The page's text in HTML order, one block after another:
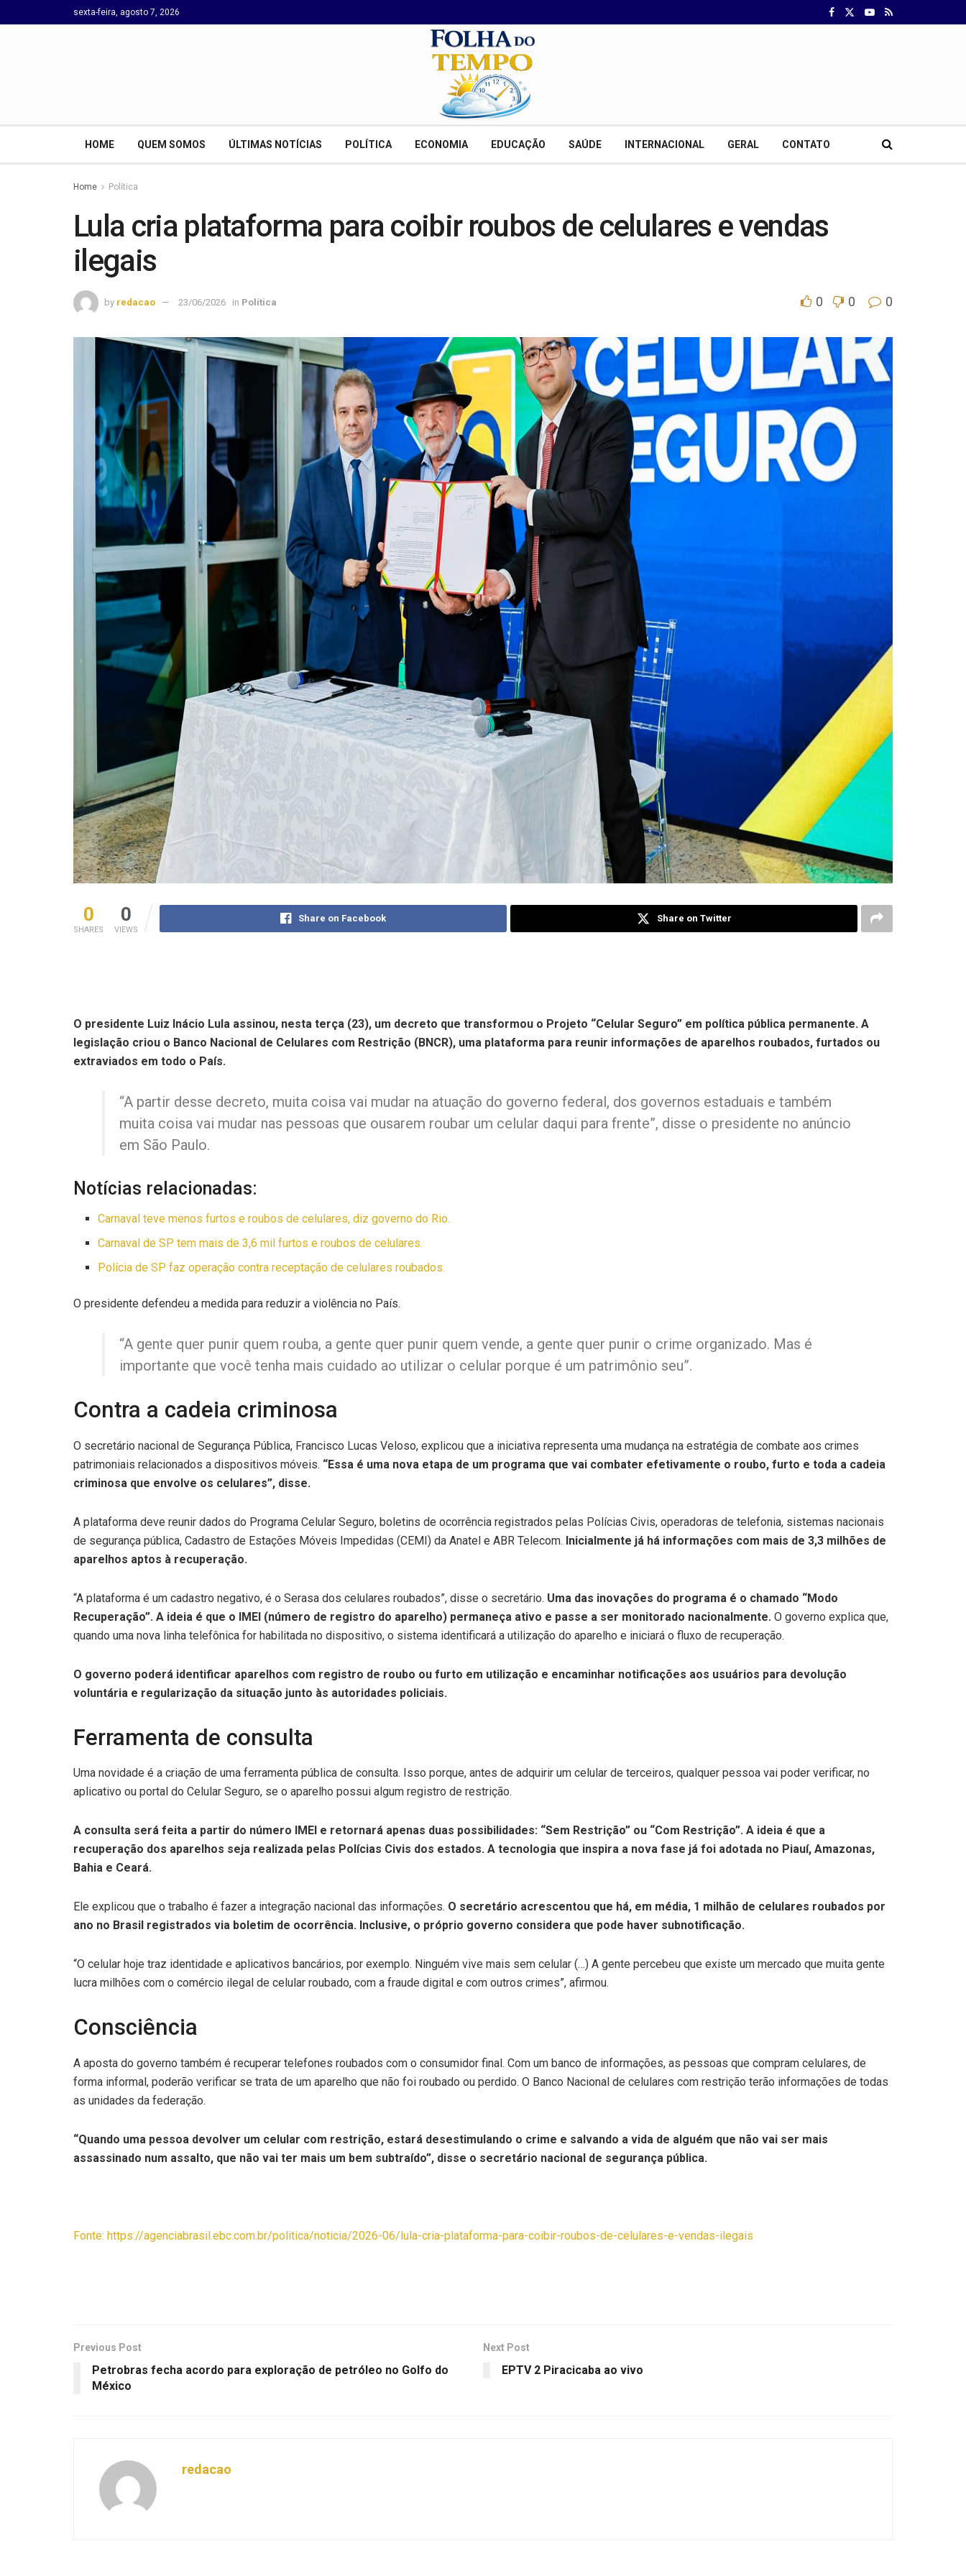
sexta-feira, agosto 7, 2026
HOME QUEM SOMOS ÚLTIMAS NOTÍCIAS POLÍTICA ECONOMIA EDUCAÇÃO SAÚDE INTERNACIONAL GERAL CONTATO
Home Política
Lula cria plataforma para coibir roubos de celulares e vendas
ilegais
by redacao 23/06/2026 in Política 0 0 0
0
SHARES
0
VIEWS
Share on Facebook Share on Twitter
O presidente Luiz Inácio Lula assinou, nesta terça (23), um decreto que transformou o Projeto “Celular Seguro” em política pública permanente. A
legislação criou o Banco Nacional de Celulares com Restrição (BNCR), uma plataforma para reunir informações de aparelhos roubados, furtados ou
extraviados em todo o País.
“A partir desse decreto, muita coisa vai mudar na atuação do governo federal, dos governos estaduais e também
muita coisa vai mudar nas pessoas que ousarem roubar um celular daqui para frente”, disse o presidente no anúncio
em São Paulo.
Notícias relacionadas:
Carnaval teve menos furtos e roubos de celulares, diz governo do Rio.
Carnaval de SP tem mais de 3,6 mil furtos e roubos de celulares.
Polícia de SP faz operação contra receptação de celulares roubados.
O presidente defendeu a medida para reduzir a violência no País.
“A gente quer punir quem rouba, a gente quer punir quem vende, a gente quer punir o crime organizado. Mas é
importante que você tenha mais cuidado ao utilizar o celular porque é um patrimônio seu”.
Contra a cadeia criminosa
O secretário nacional de Segurança Pública, Francisco Lucas Veloso, explicou que a iniciativa representa uma mudança na estratégia de combate aos crimes
patrimoniais relacionados a dispositivos móveis. “Essa é uma nova etapa de um programa que vai combater efetivamente o roubo, furto e toda a cadeia
criminosa que envolve os celulares”, disse.
A plataforma deve reunir dados do Programa Celular Seguro, boletins de ocorrência registrados pelas Polícias Civis, operadoras de telefonia, sistemas nacionais
de segurança pública, Cadastro de Estações Móveis Impedidas (CEMI) da Anatel e ABR Telecom. Inicialmente já há informações com mais de 3,3 milhões de
aparelhos aptos à recuperação.
“A plataforma é um cadastro negativo, é o Serasa dos celulares roubados”, disse o secretário. Uma das inovações do programa é o chamado “Modo
Recuperação”. A ideia é que o IMEI (número de registro do aparelho) permaneça ativo e passe a ser monitorado nacionalmente. O governo explica que,
quando uma nova linha telefônica for habilitada no dispositivo, o sistema identificará a utilização do aparelho e iniciará o fluxo de recuperação.
O governo poderá identificar aparelhos com registro de roubo ou furto em utilização e encaminhar notificações aos usuários para devolução
voluntária e regularização da situação junto às autoridades policiais.
Ferramenta de consulta
Uma novidade é a criação de uma ferramenta pública de consulta. Isso porque, antes de adquirir um celular de terceiros, qualquer pessoa vai poder verificar, no
aplicativo ou portal do Celular Seguro, se o aparelho possui algum registro de restrição.
A consulta será feita a partir do número IMEI e retornará apenas duas possibilidades: “Sem Restrição” ou “Com Restrição”. A ideia é que a
recuperação dos aparelhos seja realizada pelas Polícias Civis dos estados. A tecnologia que inspira a nova fase já foi adotada no Piauí, Amazonas,
Bahia e Ceará.
Ele explicou que o trabalho é fazer a integração nacional das informações. O secretário acrescentou que há, em média, 1 milhão de celulares roubados por
ano no Brasil registrados via boletim de ocorrência. Inclusive, o próprio governo considera que pode haver subnotificação.
“O celular hoje traz identidade e aplicativos bancários, por exemplo. Ninguém vive mais sem celular (…) A gente percebeu que existe um mercado que muita gente
lucra milhões com o comércio ilegal de celular roubado, com a fraude digital e com outros crimes”, afirmou.
Consciência
A aposta do governo também é recuperar telefones roubados com o consumidor final. Com um banco de informações, as pessoas que compram celulares, de
forma informal, poderão verificar se trata de um aparelho que não foi roubado ou perdido. O Banco Nacional de celulares com restrição terão informações de todas
as unidades da federação.
“Quando uma pessoa devolver um celular com restrição, estará desestimulando o crime e salvando a vida de alguém que não vai ser mais
assassinado num assalto, que não vai ter mais um bem subtraído”, disse o secretário nacional de segurança pública.
Fonte: https://agenciabrasil.ebc.com.br/politica/noticia/2026-06/lula-cria-plataforma-para-coibir-roubos-de-celulares-e-vendas-ilegais
Previous Post
Petrobras fecha acordo para exploração de petróleo no Golfo do
México
Next Post
EPTV 2 Piracicaba ao vivo
redacao